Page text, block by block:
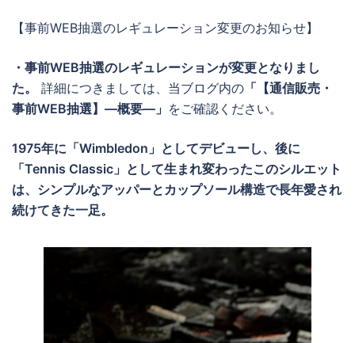
【事前WEB抽選のレギュレーション変更のお知らせ】
・事前WEB抽選のレギュレーションが変更となりまし
た。
詳細につきましては、当ブログ内の 「【通信販売・
事前WEB抽選】―概要―」 をご確認ください。
1975年に「Wimbledon」としてデビューし、後に
「Tennis Classic」として生まれ変わったこのシルエット
は、シンプルなアッパーとカップソール構造で長年愛され
続けてきた一足。